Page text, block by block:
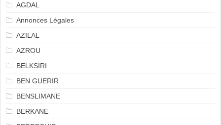
AGDAL
Annonces Légales
AZILAL
AZROU
BELKSIRI
BEN GUERIR
BENSLIMANE
BERKANE